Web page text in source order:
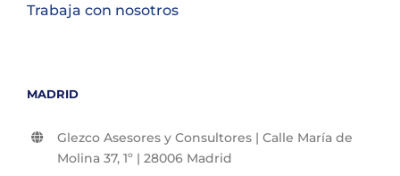
Trabaja con nosotros
MADRID
Glezco Asesores y Consultores | Calle María de
Molina 37, 1º | 28006 Madrid